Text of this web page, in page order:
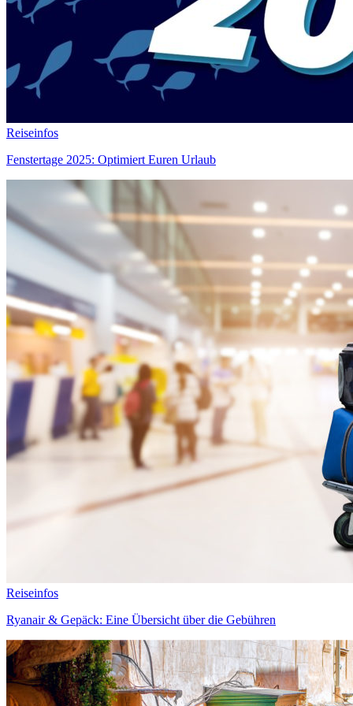
Reiseinfos
Fenstertage 2025: Optimiert Euren Urlaub
Reiseinfos
Ryanair & Gepäck: Eine Übersicht über die Gebühren